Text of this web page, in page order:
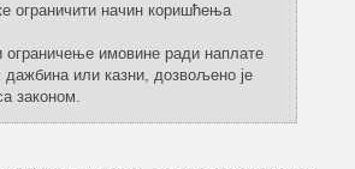
ограничити начин коришћења
имовине ради наплате
дажбина или казни, дозвољено је
законом.